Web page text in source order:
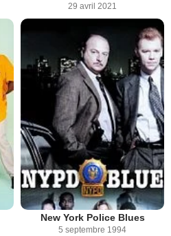
29 avril 2021
New York Police Blues
5 septembre 1994